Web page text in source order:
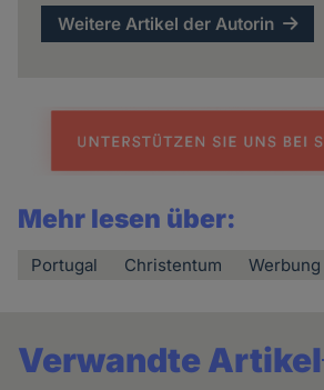
Weitere Artikel der Autorin
Mehr lesen über:
Portugal Christentum Werbung
Verwandte Artikel